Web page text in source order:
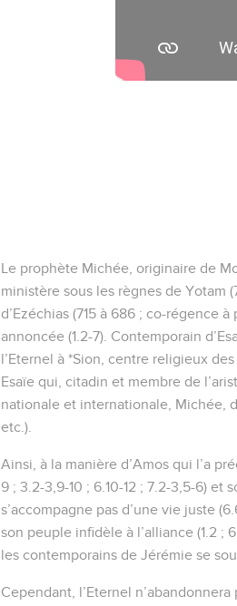
Le prophète Michée, originaire de
ministère sous les règnes de Yotam
d’Ezéchias (715 à 686 ; co-régence
annoncée (1.2-7). Contemporain
l’Eternel à *Sion, centre religieux
Esaïe qui, citadin et membre de
nationale et internationale, Michée,
etc.).
Ainsi, à la manière d’Amos qui l’a
9 ; 3.2-3,9-10 ; 6.10-12 ; 7.2-3,5-6)
s’accompagne pas d’une vie juste
son peuple infidèle à l’alliance (1.2 ;
les contemporains de Jérémie se
Cependant, l’Eternel